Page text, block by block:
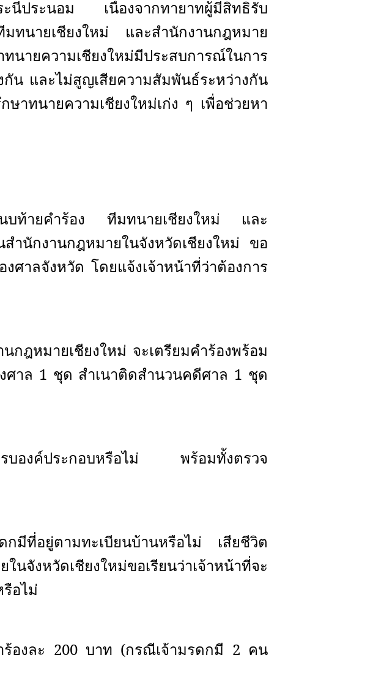
ะนีประนอม เนื่องจากทายาทผู้มีสิทธิรับ
มทนายเชียงใหม่ และสำนักงานกฎหมาย
นายความเชียงใหม่มีประสบการณ์ในการ
กัน และไม่สูญเสียความสัมพันธ์ระหว่างกัน
าทนายความเชียงใหม่เก่ง ๆ เพื่อช่วยหา
นบท้ายคำร้อง ทีมทนายเชียงใหม่ และ
สำนักงานกฎหมายในจังหวัดเชียงใหม่ ขอ
ศาลจังหวัด โดยแจ้งเจ้าหน้าที่ว่าต้องการ
กฎหมายเชียงใหม่ จะเตรียมคำร้องพร้อม
ศาล 1 ชุด สำเนาติดสำนวนคดีศาล 1 ชุด
ครบองค์ประกอบหรือไม่ พร้อมทั้งตรวจ
กมีที่อยู่ตามทะเบียนบ้านหรือไม่ เสียชีวิต
หวัดเชียงใหม่ขอเรียนว่าเจ้าหน้าที่จะ
อไม่
ร้องละ 200 บาท (กรณีเจ้ามรดกมี 2 คน